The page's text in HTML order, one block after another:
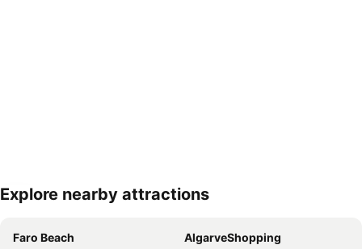
Nagy méretű térkép
Explore nearby attractions
Faro Beach
AlgarveShopping